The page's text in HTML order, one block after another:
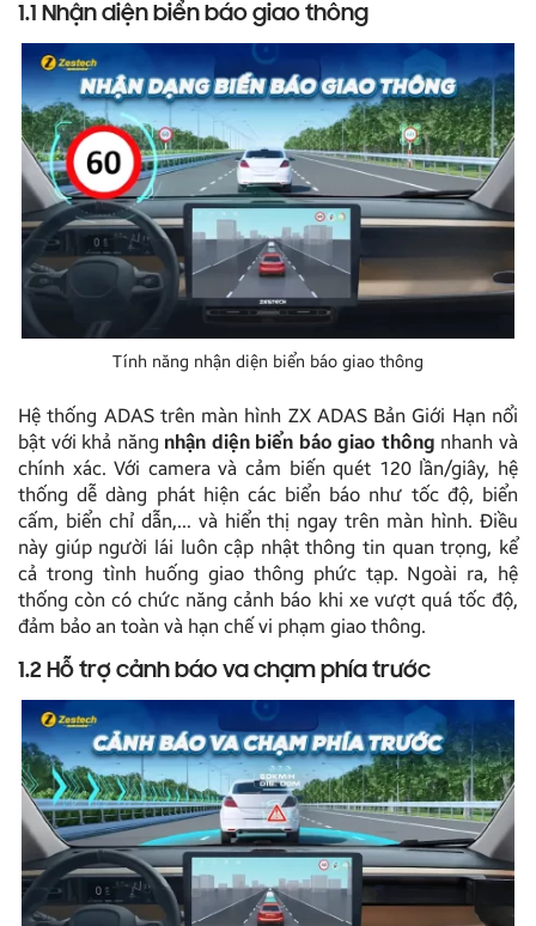
1.1 Nhận diện biển báo giao thông
Tính năng nhận diện biển báo giao thông
Hệ thống ADAS trên màn hình ZX ADAS Bản Giới Hạn nổi
bật với khả năng nhận diện biển báo giao thông nhanh và
chính xác. Với camera và cảm biến quét 120 lần/giây, hệ
thống dễ dàng phát hiện các biển báo như tốc độ, biển
cấm, biển chỉ dẫn,… và hiển thị ngay trên màn hình. Điều
này giúp người lái luôn cập nhật thông tin quan trọng, kể
cả trong tình huống giao thông phức tạp. Ngoài ra, hệ
thống còn có chức năng cảnh báo khi xe vượt quá tốc độ,
đảm bảo an toàn và hạn chế vi phạm giao thông.
1.2 Hỗ trợ cảnh báo va chạm phía trước